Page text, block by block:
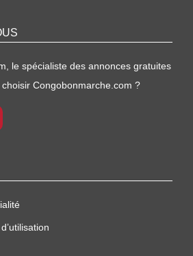
le spécialiste des annonces gratuites
Congobonmarche.com ?